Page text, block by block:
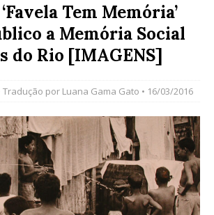
Tem Memória’
a Memória Social
do Rio [IMAGENS]
Tradução por Luana Gama Gato • 16/03/2016